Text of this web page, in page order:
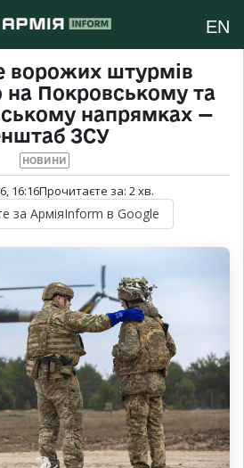
EN
ворожих штурмів
на Покровському та
напрямках —
ЗСУ
НОВИНИ
16:16Прочитаєте за: 2хв.
за АрміяInform в Google